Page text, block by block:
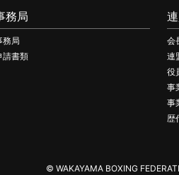
務局
務局
請書類
会
連
役
事
事
歴
© WAKAYAMA BOXING